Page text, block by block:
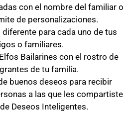
con el nombre del familiar o
de personalizaciones.
para cada uno de tus
o familiares.
Bailarines con el rostro de
de tu familia.
buenos deseos para recibir
a las que les compartiste
Deseos Inteligentes.